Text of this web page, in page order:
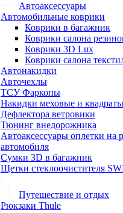
Автоаксессуары
Автомобильные коврики
Коврики в багажник
Коврики салона
Коврики 3D Lux
Коврики салона
Автонакидки
Авточехлы
ТСУ Фаркопы
Накидки меховые и
Дефлектора ветровики
Тюнинг внедорожника
Автоаксессуары оплетки на
автомобиля
Сумки 3D в багажник
Щетки стеклоочистителя
Путешествие и отдых
Рюкзаки Thule